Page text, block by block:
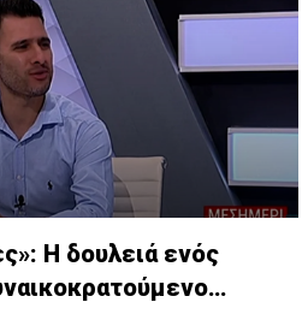
Η δουλειά ενός